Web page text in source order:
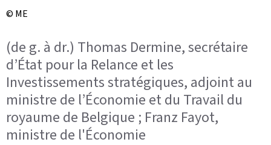
© ME
(de g. à dr.) Thomas Dermine, secrétaire
d’État pour la Relance et les
Investissements stratégiques, adjoint au
ministre de l’Économie et du Travail du
royaume de Belgique ; Franz Fayot,
ministre de l'Économie